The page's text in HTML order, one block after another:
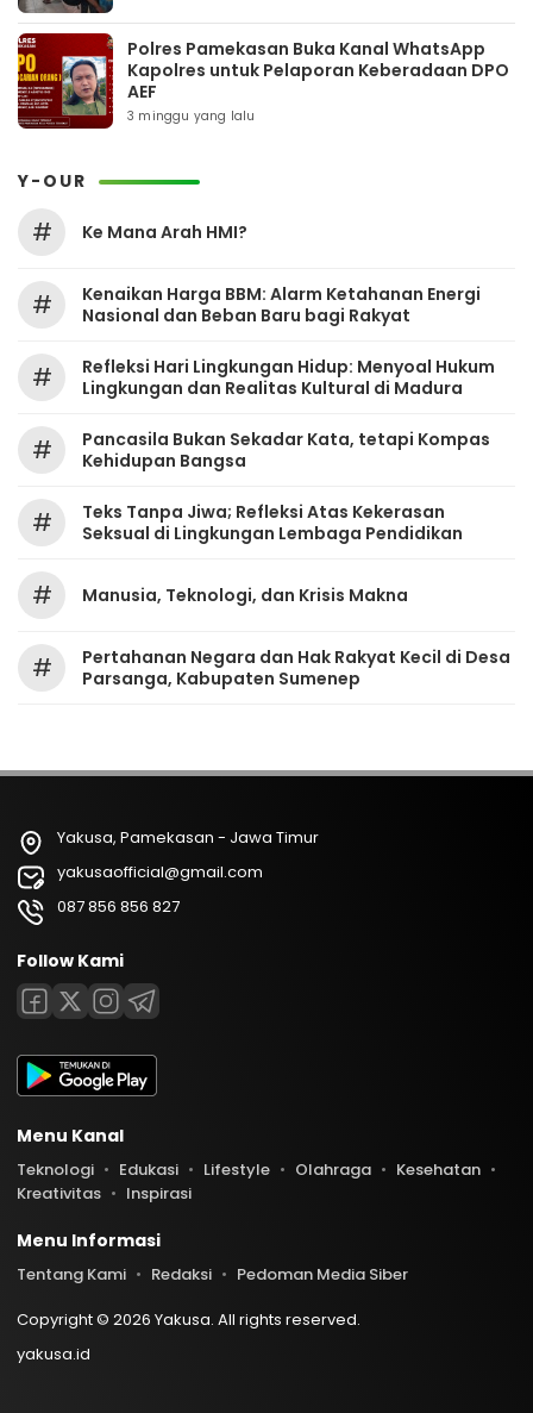
Polres Pamekasan Buka Kanal WhatsApp
Kapolres untuk Pelaporan Keberadaan DPO
AEF
3 minggu yang lalu
Y-OUR
# Ke Mana Arah HMI?
#
Kenaikan Harga BBM: Alarm Ketahanan Energi
Nasional dan Beban Baru bagi Rakyat
#
Refleksi Hari Lingkungan Hidup: Menyoal Hukum
Lingkungan dan Realitas Kultural di Madura
#
Pancasila Bukan Sekadar Kata, tetapi Kompas
Kehidupan Bangsa
#
Teks Tanpa Jiwa; Refleksi Atas Kekerasan
Seksual di Lingkungan Lembaga Pendidikan
# Manusia, Teknologi, dan Krisis Makna
#
Pertahanan Negara dan Hak Rakyat Kecil di Desa
Parsanga, Kabupaten Sumenep
Yakusa, Pamekasan - Jawa Timur
yakusaofficial@gmail.com
087 856 856 827
Follow Kami
Menu Kanal
Teknologi Edukasi Lifestyle Olahraga
Kesehatan
Kreativitas
Inspirasi
Menu Informasi
Tentang Kami Redaksi
Pedoman Media Siber
Copyright © 2026 Yakusa. All rights reserved.
yakusa.id